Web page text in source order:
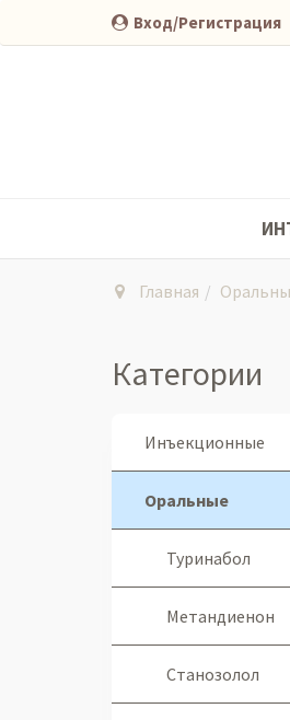
Вход/Регистрация
Главная
Категории
Инъекционные
Оральные
Туринабол
Метандиенон
Станозолол